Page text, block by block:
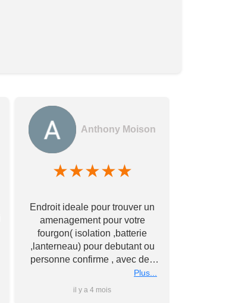
Anthony Moison
★★★★★
Endroit ideale pour trouver un
amenagement pour votre
fourgon( isolation ,batterie
,lanterneau) pour debutant ou
personne confirme , avec des
conseils personnalise et prix
super competitif A recommander
Plus...
il y a 4 mois